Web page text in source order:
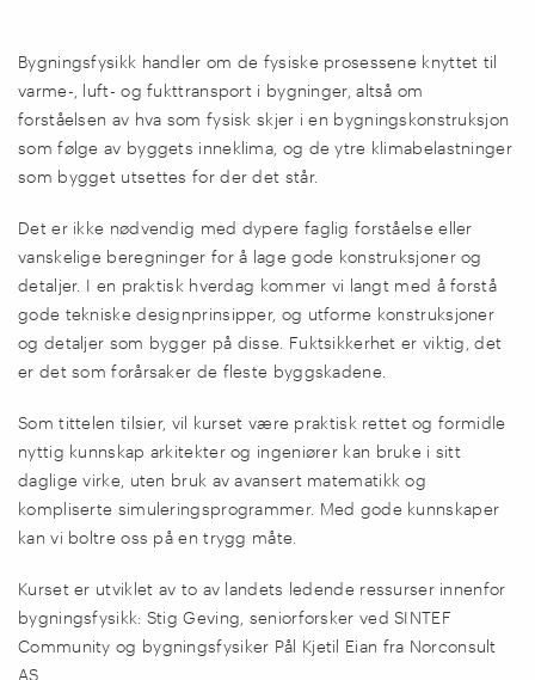
Bygningsfysikk handler om de fysiske prosessene knyttet til
varme-, luft- og fukttransport i bygninger, altså om
forståelsen av hva som fysisk skjer i en bygningskonstruksjon
som følge av byggets inneklima, og de ytre klimabelastninger
som bygget utsettes for der det står.
Det er ikke nødvendig med dypere faglig forståelse eller
vanskelige beregninger for å lage gode konstruksjoner og
detaljer. I en praktisk hverdag kommer vi langt med å forstå
gode tekniske designprinsipper, og utforme konstruksjoner
og detaljer som bygger på disse. Fuktsikkerhet er viktig, det
er det som forårsaker de fleste byggskadene.
Som tittelen tilsier, vil kurset være praktisk rettet og formidle
nyttig kunnskap arkitekter og ingeniører kan bruke i sitt
daglige virke, uten bruk av avansert matematikk og
kompliserte simuleringsprogrammer. Med gode kunnskaper
kan vi boltre oss på en trygg måte.
Kurset er utviklet av to av landets ledende ressurser innenfor
bygningsfysikk: Stig Geving, seniorforsker ved SINTEF
Community og bygningsfysiker Pål Kjetil Eian fra Norconsult
AS.